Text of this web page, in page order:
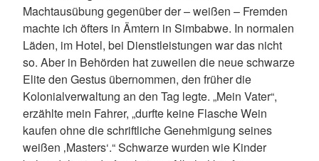
Machtausübung gegenüber der – weißen – Fremden
machte ich öfters in Ämtern in Simbabwe. In normalen
Läden, im Hotel, bei Dienstleistungen war das nicht
so. Aber in Behörden hat zuweilen die neue schwarze
Elite den Gestus übernommen, den früher die
Kolonialverwaltung an den Tag legte. „Mein Vater“,
erzählte mein Fahrer, „durfte keine Flasche Wein
kaufen ohne die schriftliche Genehmigung seines
weißen ‚Masters‘.“ Schwarze wurden wie Kinder